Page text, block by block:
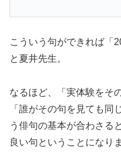
こういう句ができれば「
と夏井先生。
なるほど、「実体験をそ
「誰がその句を見ても同
う俳句の基本が合わさる
良い句ということになり